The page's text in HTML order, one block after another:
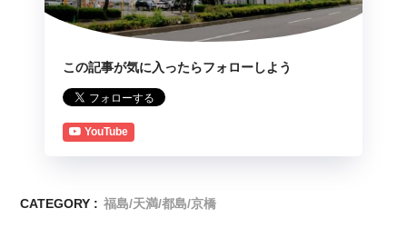
この記事が気に入ったらフォローしよう
YouTube
CATEGORY : 福島/天満/都島/京橋